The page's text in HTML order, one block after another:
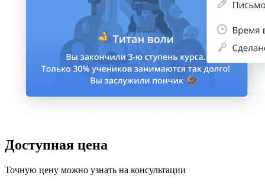
Доступная цена
Точную цену можно узнать на консультации